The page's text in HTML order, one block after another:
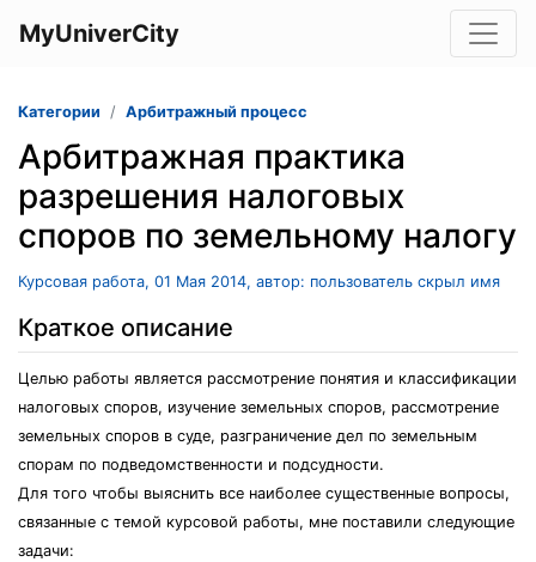
MyUniverCity
Категории Арбитражный процесс
Арбитражная практика
разрешения налоговых
споров по земельному налогу
Курсовая работа, 01 Мая 2014, автор: пользователь скрыл имя
Краткое описание
Целью работы является рассмотрение понятия и классификации
налоговых споров, изучение земельных споров, рассмотрение
земельных споров в суде, разграничение дел по земельным
спорам по подведомственности и подсудности.
Для того чтобы выяснить все наиболее существенные вопросы,
связанные с темой курсовой работы, мне поставили следующие
задачи: